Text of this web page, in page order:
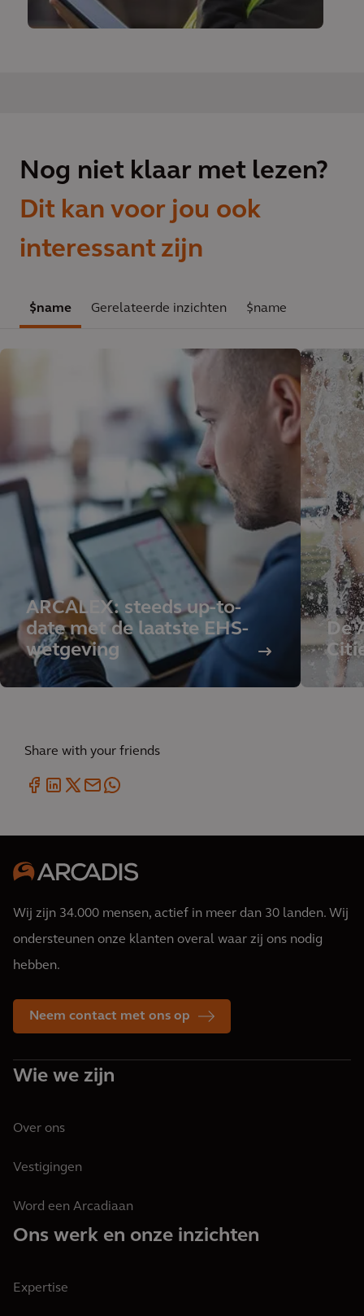
Nog niet klaar met lezen?
Dit kan voor jou ook
interessant zijn
$name Gerelateerde inzichten $name
ARCALEX: steeds up-to-
date met de laatste EHS-
wetgeving
De
Share with your friends
Wij zijn 34.000 mensen, actief in meer dan 30 landen. Wij
ondersteunen onze klanten overal waar zij ons nodig
hebben.
Neem contact met ons op
Wie we zijn
Over ons
Vestigingen
Word een Arcadiaan
Ons werk en onze inzichten
Expertise